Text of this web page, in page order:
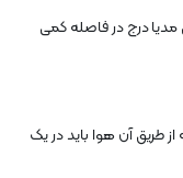
درج در فاصله کمی
طریق آن هوا باید در یک